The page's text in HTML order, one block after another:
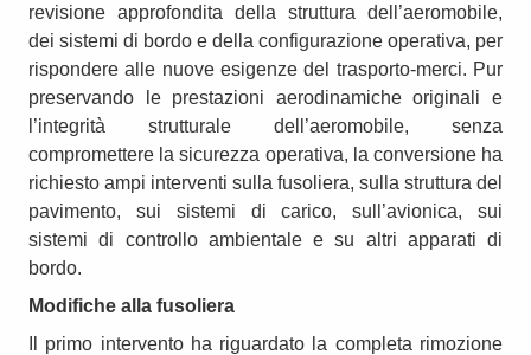
revisione approfondita della struttura dell’aeromobile,
dei sistemi di bordo e della configurazione operativa, per
rispondere alle nuove esigenze del trasporto-merci. Pur
preservando le prestazioni aerodinamiche originali e
l’integrità strutturale dell’aeromobile, senza
compromettere la sicurezza operativa, la conversione ha
richiesto ampi interventi sulla fusoliera, sulla struttura del
pavimento, sui sistemi di carico, sull’avionica, sui
sistemi di controllo ambientale e su altri apparati di
bordo.
Modifiche alla fusoliera
Il primo intervento ha riguardato la completa rimozione